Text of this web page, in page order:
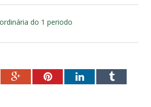
do 1 periodo
Google+PinterestLinkedInTumblr